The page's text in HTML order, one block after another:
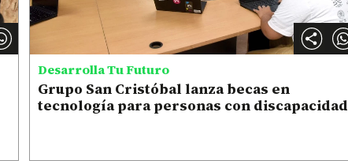
Desarrolla Tu Futuro
Grupo San Cristóbal lanza becas en
tecnología para personas con discapacidad